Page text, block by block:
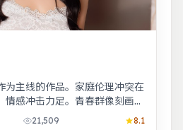
为主线的作品。家庭伦理冲突在
情感冲击力足。青春群像刻画校
细腻温暖。
21,509 8.1